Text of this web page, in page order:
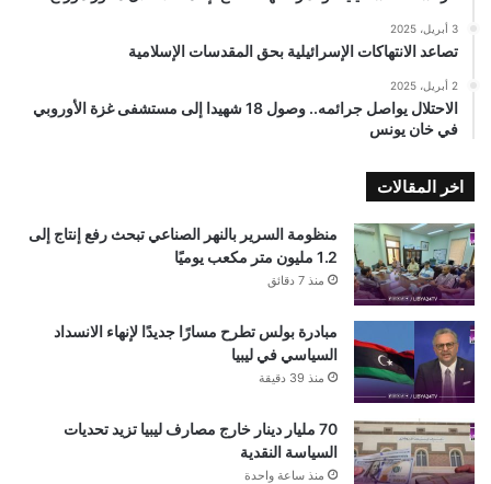
3 أبريل، 2025
تصاعد الانتهاكات الإسرائيلية بحق المقدسات الإسلامية
2 أبريل، 2025
الاحتلال يواصل جرائمه.. وصول 18 شهيدا إلى مستشفى غزة الأوروبي
في خان يونس
اخر المقالات
منظومة السرير بالنهر الصناعي تبحث رفع إنتاج إلى
1.2 مليون متر مكعب يوميًا
منذ 7 دقائق
مبادرة بولس تطرح مسارًا جديدًا لإنهاء الانسداد
السياسي في ليبيا
منذ 39 دقيقة
70 مليار دينار خارج مصارف ليبيا تزيد تحديات
السياسة النقدية
منذ ساعة واحدة